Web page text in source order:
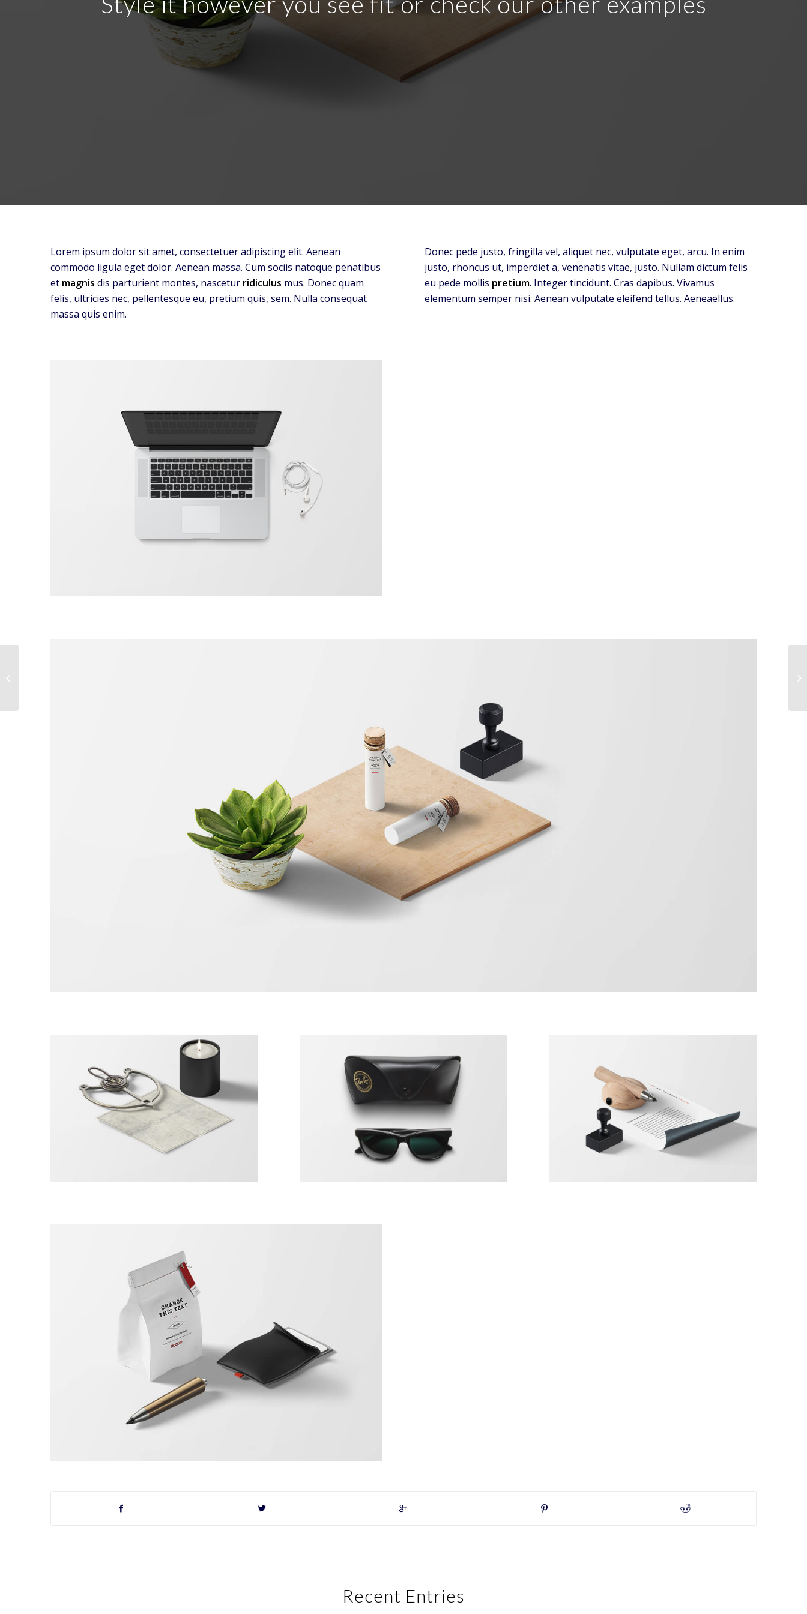
Lorem ipsum dolor sit amet, consectetuer adipiscing elit. Aenean
commodo ligula eget dolor. Aenean massa. Cum sociis natoque penatibus
et magnis dis parturient montes, nascetur ridiculus mus. Donec quam
felis, ultricies nec, pellentesque eu, pretium quis, sem. Nulla consequat
massa quis enim.
Donec pede justo, fringilla vel, aliquet nec, vulputate eget, arcu. In enim
justo, rhoncus ut, imperdiet a, venenatis vitae, justo. Nullam dictum felis
eu pede mollis pretium. Integer tincidunt. Cras dapibus. Vivamus
elementum semper nisi. Aenean vulputate eleifend tellus. Aeneaellus.
Recent Entries